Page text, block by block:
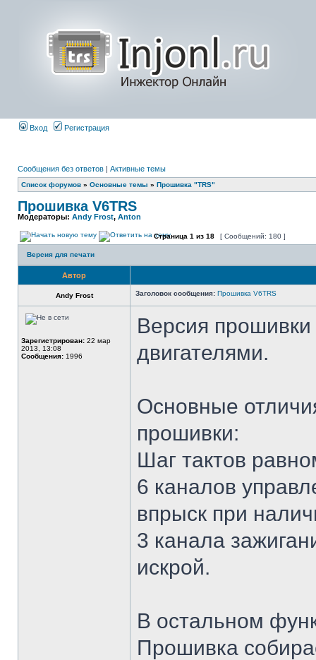
Вход Регистрация
Сообщения без ответов | Активные темы
Список форумов » Основные темы » Прошивка "TRS"
Прошивка V6TRS
Модераторы: Andy Frost, Anton
Страница 1 из 18 [ Сообщений: 180 ]
Версия для печати
Автор
Andy Frost Заголовок сообщения: Прошивка V6TRS
Зарегистрирован: 22 мар
2013, 13:08
Сообщения: 1996
Версия
двигателями.
Основные
прошивки:
Шаг тактов
6 каналов
впрыск при
3 канала
искрой.
В остальном
Прошивка